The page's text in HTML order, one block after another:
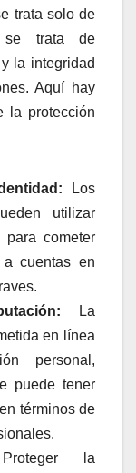
trata solo de
se trata de
la integridad
Aquí hay
la protección
Los
utilizar
para cometer
a cuentas en
La
en línea
personal,
puede tener
términos de
la